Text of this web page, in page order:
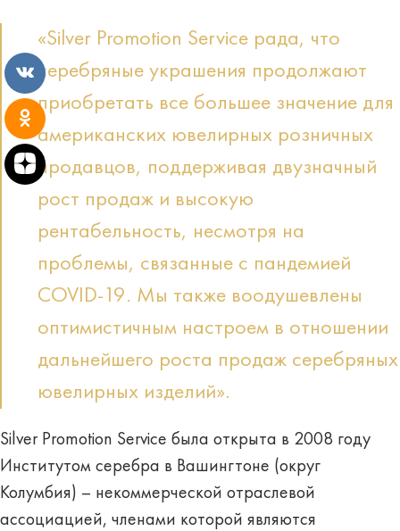
«Silver Promotion Service рада, что
серебряные украшения продолжают
приобретать все большее значение для
американских ювелирных розничных
продавцов, поддерживая двузначный
рост продаж и высокую
рентабельность, несмотря на
проблемы, связанные с пандемией
COVID-19. Мы также воодушевлены
оптимистичным настроем в отношении
дальнейшего роста продаж серебряных
ювелирных изделий».
Silver Promotion Service была открыта в 2008 году
Институтом серебра в Вашингтоне (округ
Колумбия) – некоммерческой отраслевой
ассоциацией, членами которой являются